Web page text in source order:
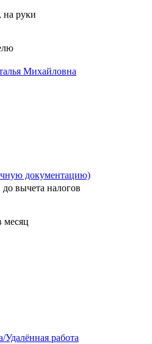
на руки
Михайловна
документацию)
до вычета налогов
месяц
Удалённая работа